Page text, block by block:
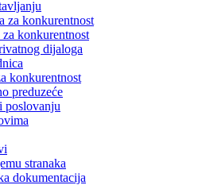
za konkurentnost
konkurentnost
dijaloga
konkurentnost
preduzeće
poslovanju
stranaka
dokumentacija